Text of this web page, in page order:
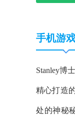
手机游
Stanley博
精心打造
处的神秘